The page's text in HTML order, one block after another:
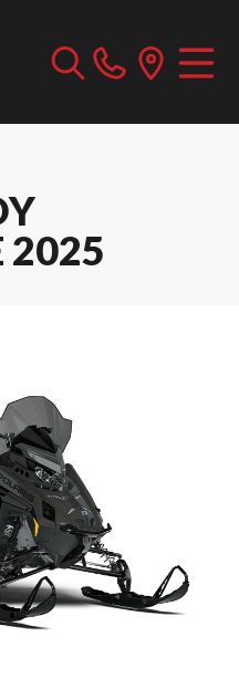
2025